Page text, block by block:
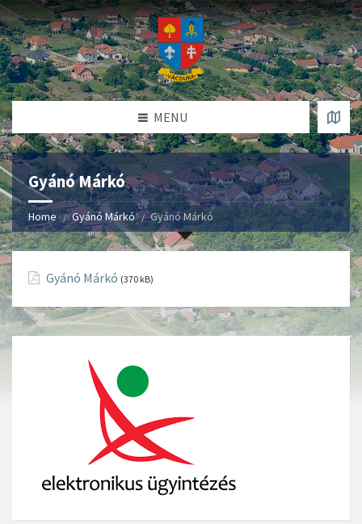
MENU
Gyánó Márkó
Home Gyánó Márkó Gyánó Márkó
Gyánó Márkó (370 kB)